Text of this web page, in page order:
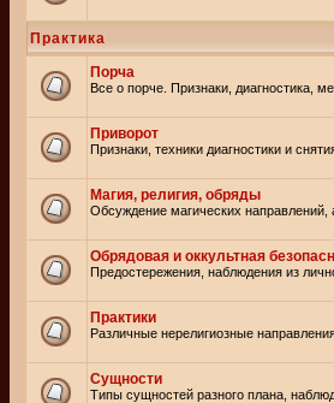
Практика
Порча
Все о порче. Признаки, диагностика,
Приворот
Признаки, техники диагностики и
Магия, религия, обряды
Обсуждение магических направлений,
Обрядовая и оккультная
Предостережения, наблюдения из
Практики
Различные нерелигиозные
Сущности
Типы сущностей разного плана,